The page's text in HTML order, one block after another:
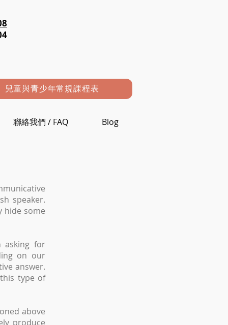
兒童與青少年常規課程表
聯絡我們 / FAQ Blog
speaker.
hide some
asking for
on our
answer.
type of
above
produce